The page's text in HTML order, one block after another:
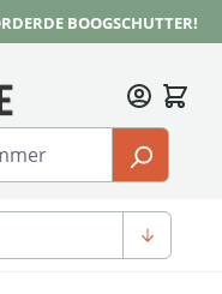
BOOGSCHUTTER!